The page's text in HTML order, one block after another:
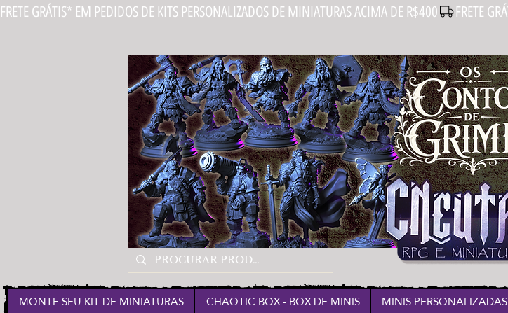
FRETE GRÁTIS* EM PEDIDOS DE KITS PERSONALIZADOS DE MINIATURAS ACIMA DE R$400
MONTE SEU KIT DE MINIATURAS CHAOTIC BOX - BOX DE MINIS MINIS PERSONALIZADAS